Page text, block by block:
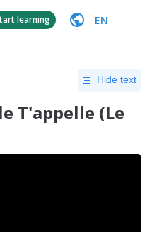
learning EN
Hide text
T'appelle (Le